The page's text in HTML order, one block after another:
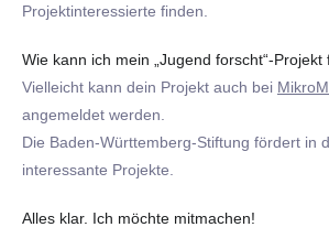
Projektinteressierte finden.
Wie kann ich mein „Jugend forscht“-Projekt
Vielleicht kann dein Projekt auch bei
angemeldet werden.
Die Baden-Württemberg-Stiftung fördert in
interessante Projekte.
Alles klar. Ich möchte mitmachen!